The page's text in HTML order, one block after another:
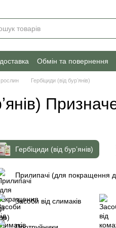
Обмін та повернення
Гербіциди (від бурʼянів)
Гербіциди (від бурʼянів)
Прилипачі (для покращення
Засоби від слимаків